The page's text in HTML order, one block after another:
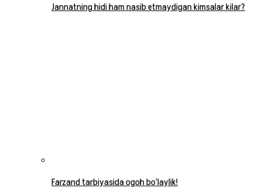
Jannatning hidi ham nasib etmaydigan kimsalar kilar?
Farzand tarbiyasida ogoh bo‘laylik!